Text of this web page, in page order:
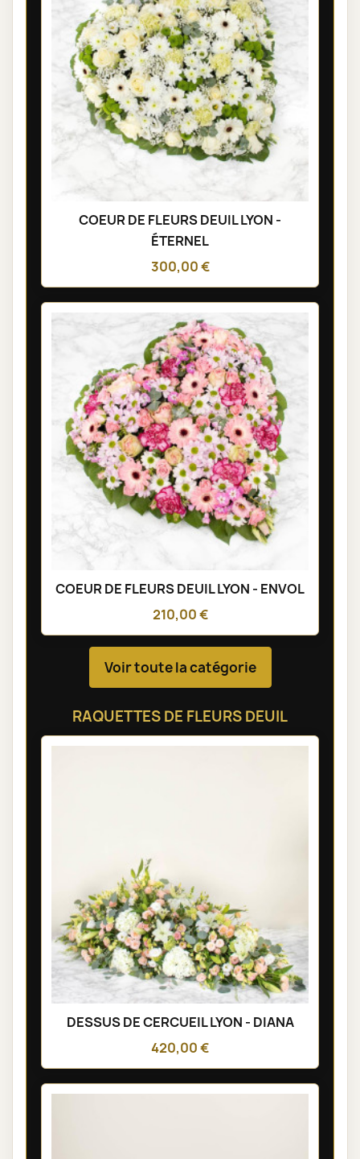
COEUR DE FLEURS DEUIL LYON -
ÉTERNEL
300,00 €
COEUR DE FLEURS DEUIL LYON - ENVOL
210,00 €
Voir toute la catégorie
RAQUETTES DE FLEURS DEUIL
DESSUS DE CERCUEIL LYON - DIANA
420,00 €